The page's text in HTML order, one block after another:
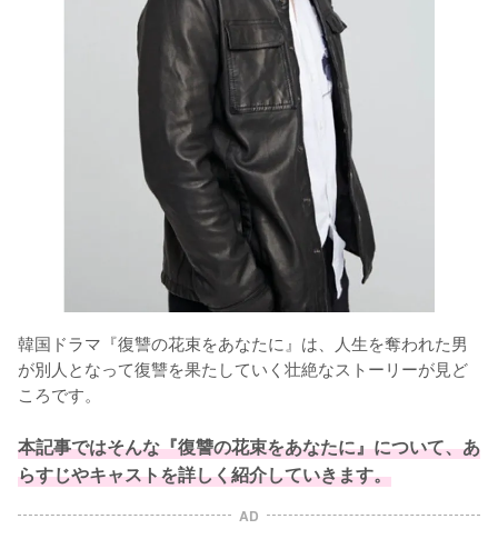
韓国ドラマ『復讐の花束をあなたに』は、人生を奪われた男
が別人となって復讐を果たしていく壮絶なストーリーが見ど
ころです。
本記事ではそんな『復讐の花束をあなたに』について、あ
らすじやキャストを詳しく紹介していきます。
AD